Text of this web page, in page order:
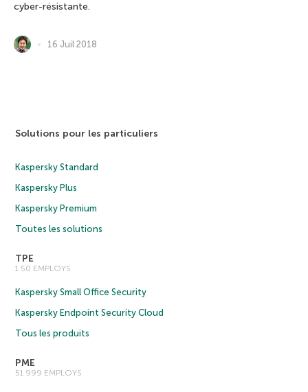
cyber-résistante.
16 Juil 2018
Solutions pour les particuliers
Kaspersky Standard
Kaspersky Plus
Kaspersky Premium
Toutes les solutions
TPE
1 50 EMPLOYS
Kaspersky Small Office Security
Kaspersky Endpoint Security Cloud
Tous les produits
PME
51 999 EMPLOYS